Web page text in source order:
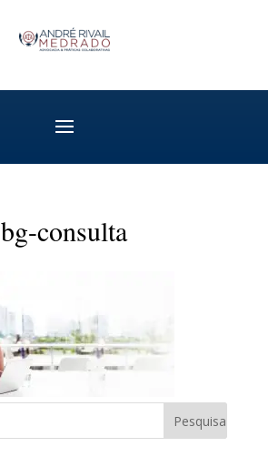
bg-consulta